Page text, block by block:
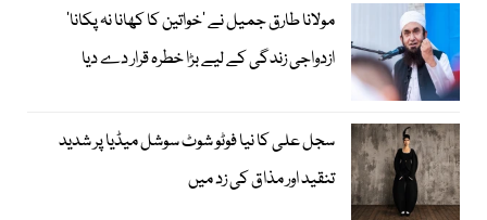
مولانا طارق جمیل نے ’خواتین کا کھانا نہ پکانا‘
ازدواجی زندگی کے لیے بڑا خطرہ قرار دے دیا
سجل علی کا نیا فوٹو شوٹ سوشل میڈیا پر شدید
تنقید اور مذاق کی زد میں